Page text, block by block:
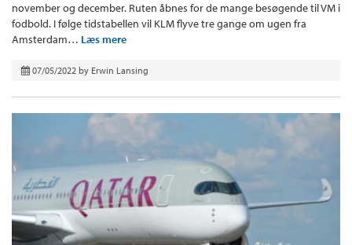
november og december. Ruten åbnes for de mange besøgende til VM i
fodbold. I følge tidstabellen vil KLM flyve tre gange om ugen fra
Amsterdam… Læs mere
07/05/2022 by Erwin Lansing